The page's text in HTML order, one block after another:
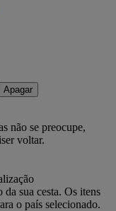
Apagar
não se preocupe,
voltar.
sua cesta. Os itens
o país selecionado.